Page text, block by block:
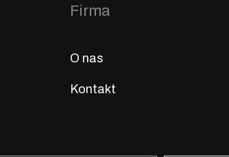
Firma
O nas
Kontakt